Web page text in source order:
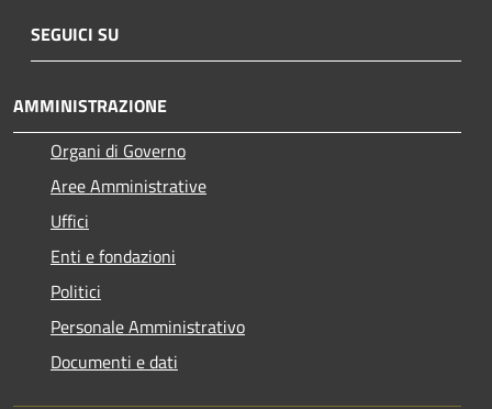
SEGUICI SU
AMMINISTRAZIONE
Organi di Governo
Aree Amministrative
Uffici
Enti e fondazioni
Politici
Personale Amministrativo
Documenti e dati